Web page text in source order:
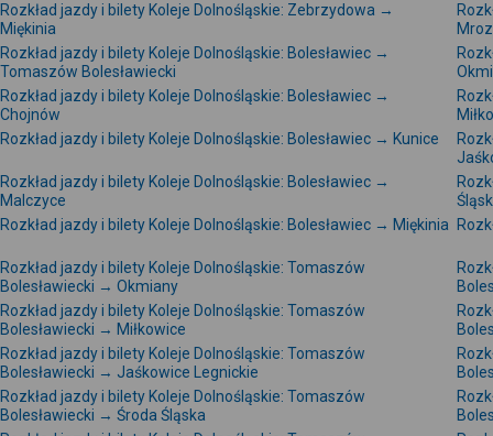
Rozkład jazdy i bilety Koleje Dolnośląskie: Zebrzydowa →
Miękinia
Rozkład jazdy i bilety Koleje Dolnośląskie: Bolesławiec →
Tomaszów Bolesławiecki
Rozkład jazdy i bilety Koleje Dolnośląskie: Bolesławiec →
Chojnów
Rozkład jazdy i bilety Koleje Dolnośląskie: Bolesławiec → Kunice
Rozkład jazdy i bilety Koleje Dolnośląskie: Bolesławiec →
Malczyce
Rozkład jazdy i bilety Koleje Dolnośląskie: Bolesławiec → Miękinia
Rozkład jazdy i bilety Koleje Dolnośląskie: Tomaszów
Bolesławiecki → Okmiany
Rozkład jazdy i bilety Koleje Dolnośląskie: Tomaszów
Bolesławiecki → Miłkowice
Rozkład jazdy i bilety Koleje Dolnośląskie: Tomaszów
Bolesławiecki → Jaśkowice Legnickie
Rozkład jazdy i bilety Koleje Dolnośląskie: Tomaszów
Bolesławiecki → Środa Śląska